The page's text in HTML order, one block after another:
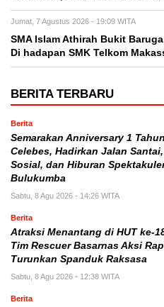
Jumat, 7 Agustus 2026 - 19:09 WITA
SMA Islam Athirah Bukit
Di hadapan SMK Telkom
BERITA TERBARU
Berita
Semarakan Anniversary 1
Celebes, Hadirkan Jalan
Sosial, dan Hiburan
Bulukumba
Sabtu, 8 Agu 2026 - 14:26 WITA
Berita
Atraksi Menantang di HUT ke-
Tim Rescuer Basarnas Aksi
Turunkan Spanduk Raksasa
Sabtu, 8 Agu 2026 - 12:38 WITA
Berita